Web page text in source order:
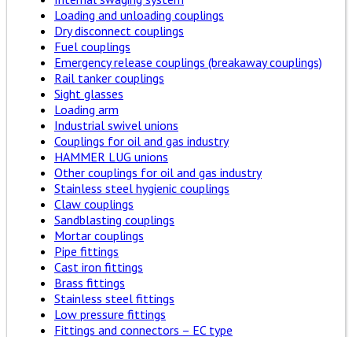
Loading and unloading couplings
Dry disconnect couplings
Fuel couplings
Emergency release couplings (breakaway couplings)
Rail tanker couplings
Sight glasses
Loading arm
Industrial swivel unions
Couplings for oil and gas industry
HAMMER LUG unions
Other couplings for oil and gas industry
Stainless steel hygienic couplings
Claw couplings
Sandblasting couplings
Mortar couplings
Pipe fittings
Cast iron fittings
Brass fittings
Stainless steel fittings
Low pressure fittings
Fittings and connectors – EC type